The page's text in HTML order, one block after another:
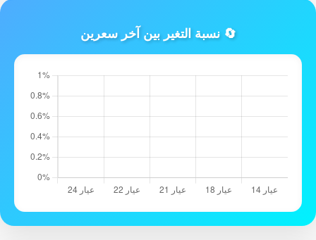
🔄 نسبة التغير بين آخر سعرين